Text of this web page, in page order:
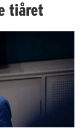
tiåret